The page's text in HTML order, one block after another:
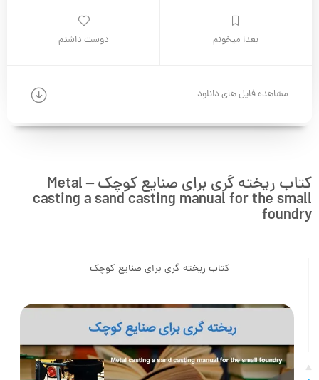
بعدا میخونم دوست داشتم
مشاهده فایل های دانلود
کتاب ریخته گری برای صنایع کوچک – Metal
casting a sand casting manual for the small
foundry
کتاب ریخته گری برای صنایع کوچک